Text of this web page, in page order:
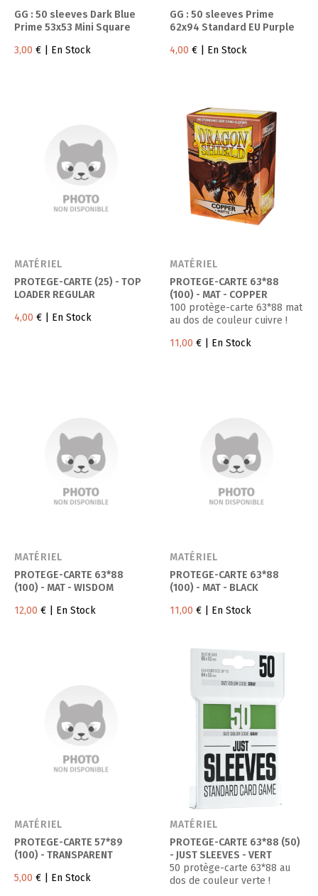
GG : 50 sleeves Dark Blue
Prime 53x53 Mini Square
3,00 € | En Stock
GG : 50 sleeves Prime
62x94 Standard EU Purple
4,00 € | En Stock
MATÉRIEL
PROTEGE-CARTE (25) - TOP
LOADER REGULAR
4,00 € | En Stock
MATÉRIEL
PROTEGE-CARTE 63*88
(100) - MAT - COPPER
100 protège-carte 63*88 mat
au dos de couleur cuivre !
11,00 € | En Stock
MATÉRIEL
PROTEGE-CARTE 63*88
(100) - MAT - WISDOM
12,00 € | En Stock
MATÉRIEL
PROTEGE-CARTE 63*88
(100) - MAT - BLACK
11,00 € | En Stock
MATÉRIEL
PROTEGE-CARTE 57*89
(100) - TRANSPARENT
5,00 € | En Stock
MATÉRIEL
PROTEGE-CARTE 63*88 (50)
- JUST SLEEVES - VERT
50 protège-carte 63*88 au
dos de couleur verte !